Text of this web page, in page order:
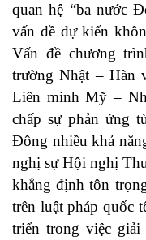
quan hệ “ba nước
vấn đề dự kiến
Vấn đề chương
trường Nhật – Hàn
Liên minh Mỹ –
chấp sự phản ứng
Đông nhiều khả
nghị sự Hội nghị
khẳng định tôn
trên luật pháp quốc
triển trong việc giải